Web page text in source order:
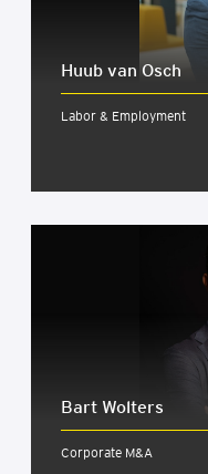
Huub van Osch
Labor & Employment
Bart Wolters
Corporate M&A